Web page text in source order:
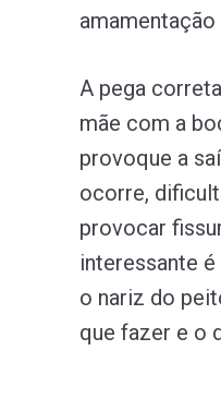
A pega
mãe com a
provoque a
ocorre,
provocar
interessante
o nariz do
que fazer e o